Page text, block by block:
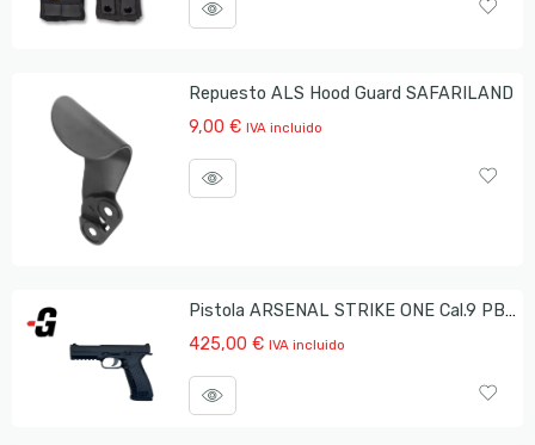
Repuesto ALS Hood Guard SAFARILAND
9,00 € IVA incluido
Pistola ARSENAL STRIKE ONE Cal.9 PB Ocasión
425,00 € IVA incluido